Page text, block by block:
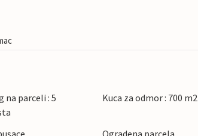
na parceli : 5
Kuca za odmor : 700 m2